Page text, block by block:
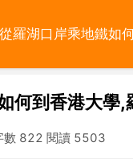
羅湖口岸乘地鐵如
何到香港大學
822 閱讀 5503